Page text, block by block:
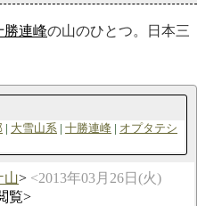
勝連峰の山のひとつ。日本三
大雪山系 十勝連峰
オプタテシ
山
2013年03月26日(火)
覧